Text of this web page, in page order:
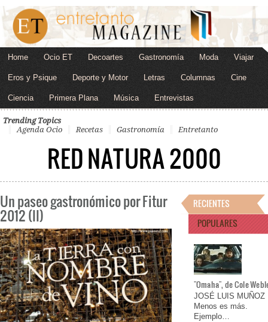
Home Ocio ET Decoartes Gastronomía Moda Viajar
Eros y Psique Deporte y Motor Letras Columnas Cine
Ciencia Primera Plana Música Entrevistas
Trending Topics
Agenda Ocio
Recetas Gastronomía Entretanto
RED NATURA 2000
Un paseo gastronómico por Fitur
2012 (II)
RECIENTES
POPULARES
"Omaha", de Cole
JOSÉ LUIS MUÑOZ
Menos es más.
Ejemplo…